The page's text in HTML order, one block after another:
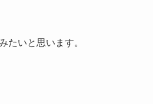
たいと思います。